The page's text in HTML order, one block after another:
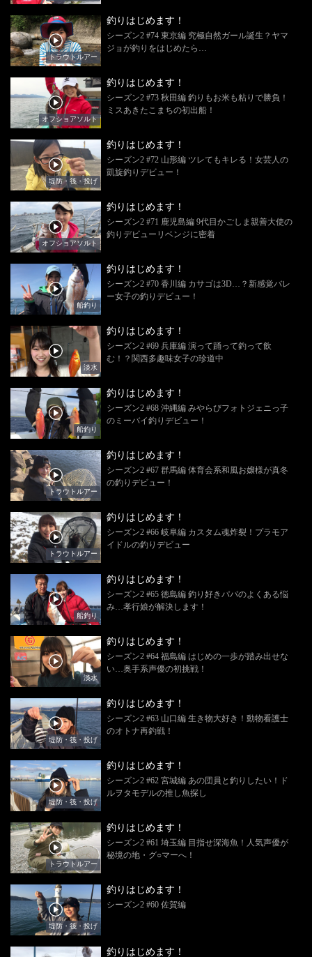
トラウトルアー
釣りはじめます！
シーズン2 #74 東京編 究極自然ガール誕生？ヤマ
ジョが釣りをはじめたら…
オフショアソルト
釣りはじめます！
シーズン2 #73 秋田編 釣りもお米も粘りで勝負！
ミスあきたこまちの初出船！
堤防・筏・投げ
釣りはじめます！
シーズン2 #72 山形編 ツレてもキレる！女芸人の
凱旋釣りデビュー！
オフショアソルト
釣りはじめます！
シーズン2 #71 鹿児島編 9代目かごしま親善大使の
釣りデビューリベンジに密着
船釣り
釣りはじめます！
シーズン2 #70 香川編 カサゴは3D…？新感覚バレ
ー女子の釣りデビュー！
淡水
釣りはじめます！
シーズン2 #69 兵庫編 演って踊って釣って飲
む！？関西多趣味女子の珍道中
船釣り
釣りはじめます！
シーズン2 #68 沖縄編 みやらびフォトジェニっ子
のミーバイ釣りデビュー！
トラウトルアー
釣りはじめます！
シーズン2 #67 群馬編 体育会系和風お嬢様が真冬
の釣りデビュー！
トラウトルアー
釣りはじめます！
シーズン2 #66 岐阜編 カスタム魂炸裂！プラモア
イドルの釣りデビュー
船釣り
釣りはじめます！
シーズン2 #65 徳島編 釣り好きパパのよくある悩
み…孝行娘が解決します！
淡水
釣りはじめます！
シーズン2 #64 福島編 はじめの一歩が踏み出せな
い…奥手系声優の初挑戦！
堤防・筏・投げ
釣りはじめます！
シーズン2 #63 山口編 生き物大好き！動物看護士
のオトナ再釣戦！
堤防・筏・投げ
釣りはじめます！
シーズン2 #62 宮城編 あの団員と釣りしたい！ド
ルヲタモデルの推し魚探し
トラウトルアー
釣りはじめます！
シーズン2 #61 埼玉編 目指せ深海魚！人気声優が
秘境の地・グ○マーへ！
堤防・筏・投げ
釣りはじめます！
シーズン2 #60 佐賀編
釣りはじめます！